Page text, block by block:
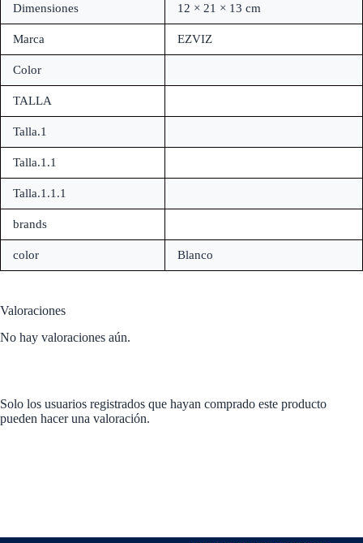
Dimensiones 12 × 21 × 13 cm
Marca EZVIZ
Color
TALLA
Talla.1
Talla.1.1
Talla.1.1.1
brands
color Blanco
Valoraciones
No hay valoraciones aún.
Solo los usuarios registrados que hayan comprado este producto
pueden hacer una valoración.